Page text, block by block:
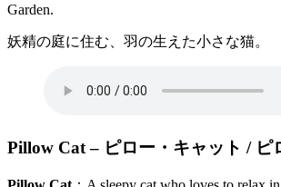
Garden.
妖精の庭に住む、羽の生えた小さな猫。
Pillow Cat– ピロー・キャット / ピ